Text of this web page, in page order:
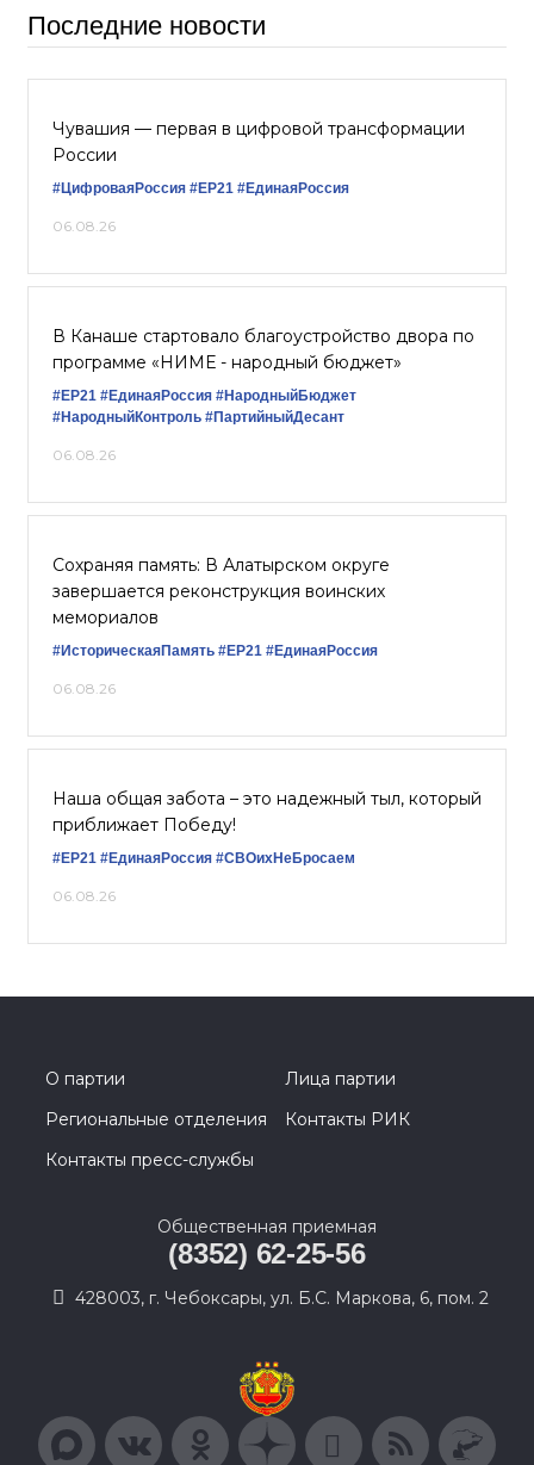
Последние новости
Чувашия — первая в цифровой трансформации
России
#ЦифроваяРоссия #ЕР21 #ЕдинаяРоссия
06.08.26
В Канаше стартовало благоустройство двора по
программе «НИМЕ - народный бюджет»
#ЕР21 #ЕдинаяРоссия #НародныйБюджет
#НародныйКонтроль #ПартийныйДесант
06.08.26
Сохраняя память: В Алатырском округе
завершается реконструкция воинских
мемориалов
#ИсторическаяПамять #ЕР21 #ЕдинаяРоссия
06.08.26
Наша общая забота – это надежный тыл, который
приближает Победу!
#ЕР21 #ЕдинаяРоссия #СВОихНеБросаем
06.08.26
О партии
Лица партии
Региональные отделения
Контакты РИК
Контакты пресс-службы
Общественная приемная
(8352) 62-25-56
428003, г. Чебоксары, ул. Б.С. Маркова, 6, пом. 2